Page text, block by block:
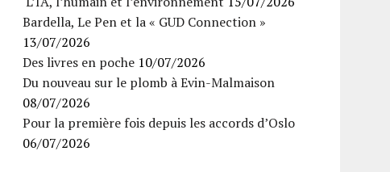
Bardella, Le Pen et la « GUD Connection »
13/07/2026
Des livres en poche 10/07/2026
Du nouveau sur le plomb à Evin-Malmaison
08/07/2026
Pour la première fois depuis les accords d’Oslo
06/07/2026